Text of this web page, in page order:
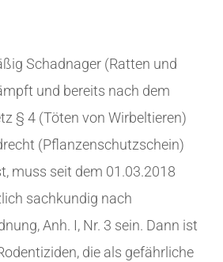
Schadnager (Ratten und
und bereits nach dem
§ 4 (Töten von Wirbeltieren)
(Pflanzenschutzschein)
muss seit dem 01.03.2018
sachkundig nach
Anh. I, Nr. 3 sein. Dann ist
die als gefährliche